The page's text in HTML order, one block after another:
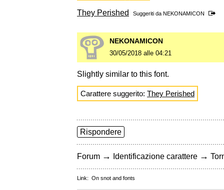
They Perished Suggeriti da NEKONAMICON
NEKONAMICON
30/05/2018 alle 04:21
Slightly similar to this font.
Carattere suggerito: They Perished
Rispondere
Forum → Identificazione carattere →
Link: On snot and fonts